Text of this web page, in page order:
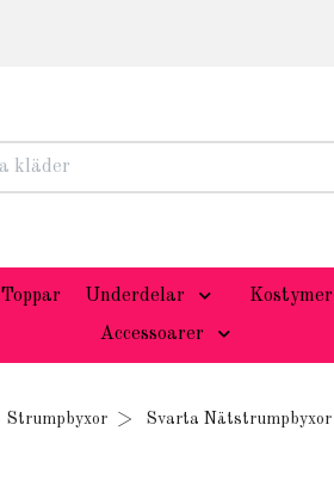
Toppar Underdelar Kostymer
Accessoarer
Strumpbyxor Svarta Nätstrumpbyxor